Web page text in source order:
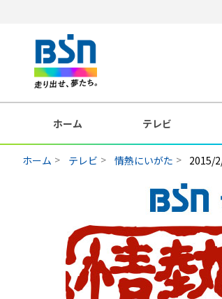
ホーム テレビ
ホーム テレビ 情熱にいがた 2015/